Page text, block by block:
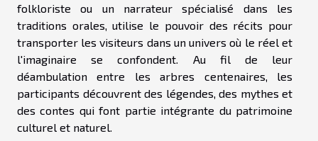
folkloriste ou un narrateur spécialisé dans les
traditions orales, utilise le pouvoir des récits pour
transporter les visiteurs dans un univers où le réel et
l'imaginaire se confondent. Au fil de leur
déambulation entre les arbres centenaires, les
participants découvrent des légendes, des mythes et
des contes qui font partie intégrante du patrimoine
culturel et naturel.